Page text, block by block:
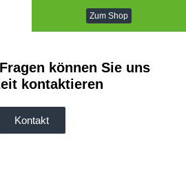
Zum Shop
können Sie uns
kontaktieren
Kontakt